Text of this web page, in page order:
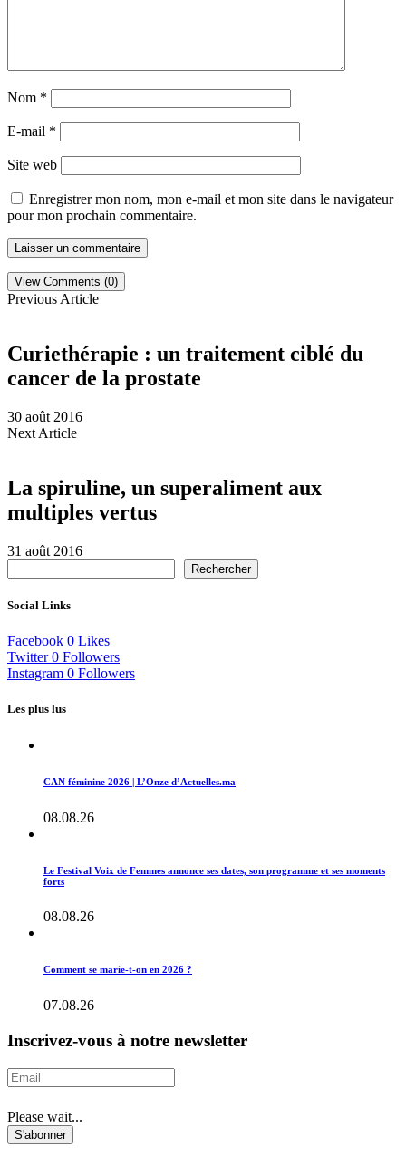
Nom *
E-mail *
Site web
Enregistrer mon nom, mon e-mail et mon site dans le navigateur
pour mon prochain commentaire.
View Comments (0)
Previous Article
Curiethérapie : un traitement ciblé du
cancer de la prostate
30 août 2016
Next Article
La spiruline, un superaliment aux
multiples vertus
31 août 2016
Rechercher
Social Links
Facebook 0 Likes
Twitter 0 Followers
Instagram 0 Followers
Les plus lus
CAN féminine 2026 | L’Onze d’Actuelles.ma
08.08.26
Le Festival Voix de Femmes annonce ses dates, son programme et ses moments
forts
08.08.26
Comment se marie-t-on en 2026 ?
07.08.26
Inscrivez-vous à notre newsletter
Please wait...
S'abonner